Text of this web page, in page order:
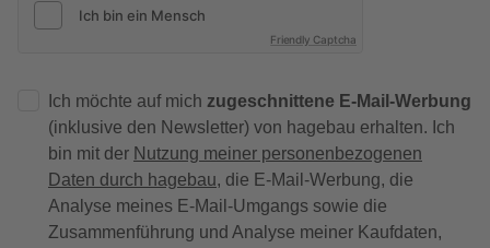
Friendly Captcha
Ich möchte auf mich zugeschnittene E-Mail-Werbung
(inklusive den Newsletter) von hagebau erhalten. Ich
bin mit der Nutzung meiner personenbezogenen
Daten durch hagebau, die E-Mail-Werbung, die
Analyse meines E-Mail-Umgangs sowie die
Zusammenführung und Analyse meiner Kaufdaten,